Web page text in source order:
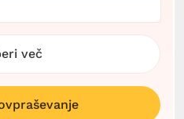
več